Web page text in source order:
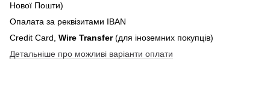
Нової Пошти)
Опалата за реквізитами IBAN
Credit Card, Wire Transfer(для іноземних покупців)
Детальніше про можливі варіанти оплати